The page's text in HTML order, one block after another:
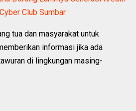
Club Sumbar
tua dan masyarakat untuk
informasi jika ada
di lingkungan masing-